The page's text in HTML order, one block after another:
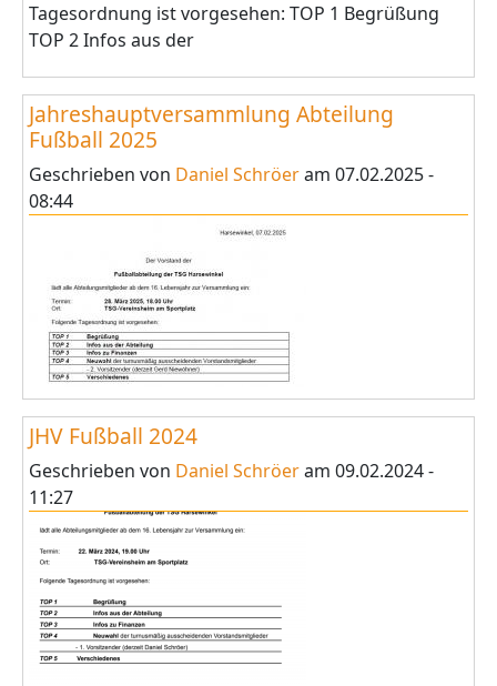
Tagesordnung ist vorgesehen: TOP 1 Begrüßung
TOP 2 Infos aus der
Jahreshauptversammlung Abteilung
Fußball 2025
Geschrieben von Daniel Schröeram 07.02.2025 -
08:44
JHV Fußball 2024
Geschrieben von Daniel Schröeram 09.02.2024 -
11:27